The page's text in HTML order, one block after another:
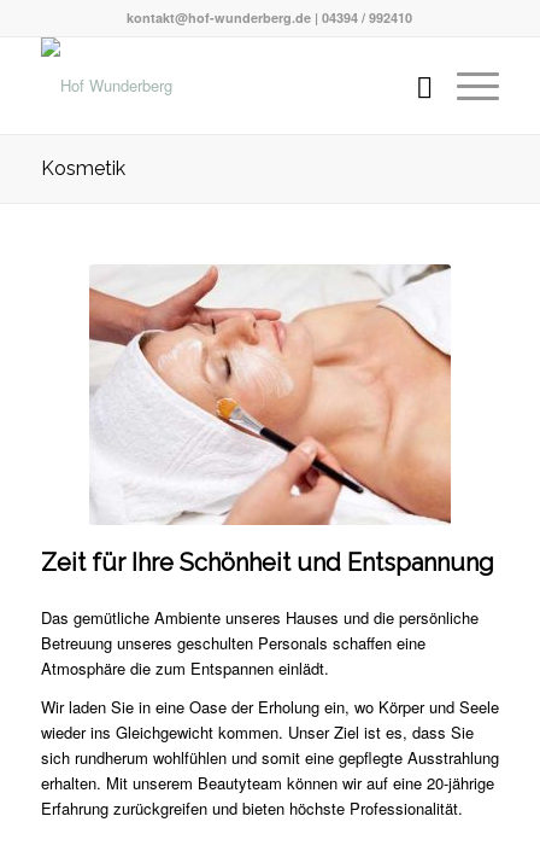
kontakt@hof-wunderberg.de | 04394 / 992410
Kosmetik
Zeit für Ihre Schönheit und Entspannung
Das gemütliche Ambiente unseres Hauses und die persönliche
Betreuung unseres geschulten Personals schaffen eine
Atmosphäre die zum Entspannen einlädt.
Wir laden Sie in eine Oase der Erholung ein, wo Körper und Seele
wieder ins Gleichgewicht kommen. Unser Ziel ist es, dass Sie
sich rundherum wohlfühlen und somit eine gepflegte Ausstrahlung
erhalten. Mit unserem Beautyteam können wir auf eine 20-jährige
Erfahrung zurückgreifen und bieten höchste Professionalität.